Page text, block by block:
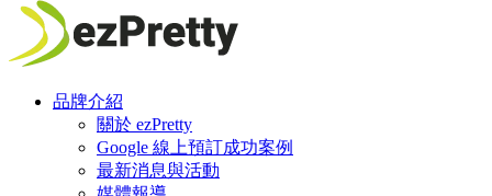
品牌介紹
關於 ezPretty
Google 線上預訂成功案例
最新消息與活動